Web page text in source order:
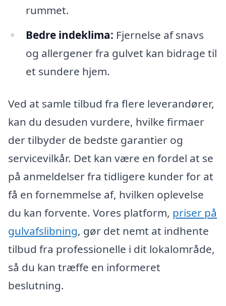
rummet.
Bedre indeklima: Fjernelse af snavs
og allergener fra gulvet kan bidrage til
et sundere hjem.
Ved at samle tilbud fra flere leverandører,
kan du desuden vurdere, hvilke firmaer
der tilbyder de bedste garantier og
servicevilkår. Det kan være en fordel at se
på anmeldelser fra tidligere kunder for at
få en fornemmelse af, hvilken oplevelse
du kan forvente. Vores platform, priser på
gulvafslibning, gør det nemt at indhente
tilbud fra professionelle i dit lokalområde,
så du kan træffe en informeret
beslutning.